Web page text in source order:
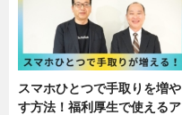
スマホひとつで手取りを増や
す方法！福利厚生で使えるア